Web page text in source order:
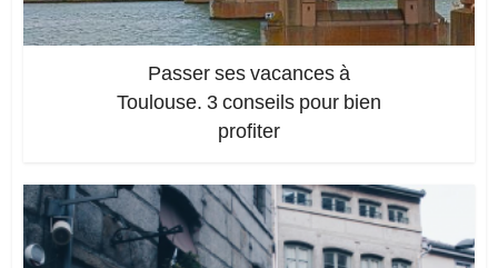
Passer ses vacances à
Toulouse. 3 conseils pour bien
profiter